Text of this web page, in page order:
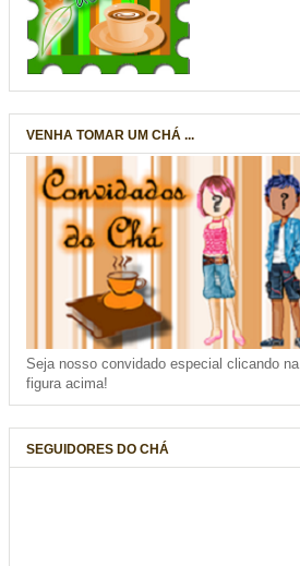
VENHA TOMAR UM CHÁ ...
Seja nosso convidado especial clicando na
figura acima!
SEGUIDORES DO CHÁ